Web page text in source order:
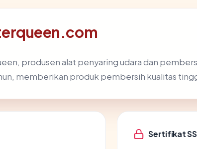
produsen alat penyaring udara dan
memberikan produk pembersih kualitas
Sertifikat